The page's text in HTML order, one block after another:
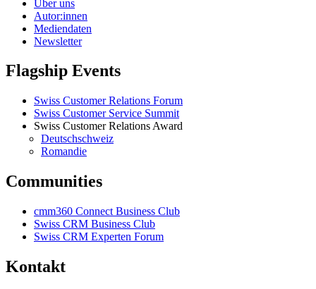
Über uns
Autor:innen
Mediendaten
Newsletter
Flagship Events
Swiss Customer Relations Forum
Swiss Customer Service Summit
Swiss Customer Relations Award
Deutschschweiz
Romandie
Communities
cmm360 Connect Business Club
Swiss CRM Business Club
Swiss CRM Experten Forum
Kontakt